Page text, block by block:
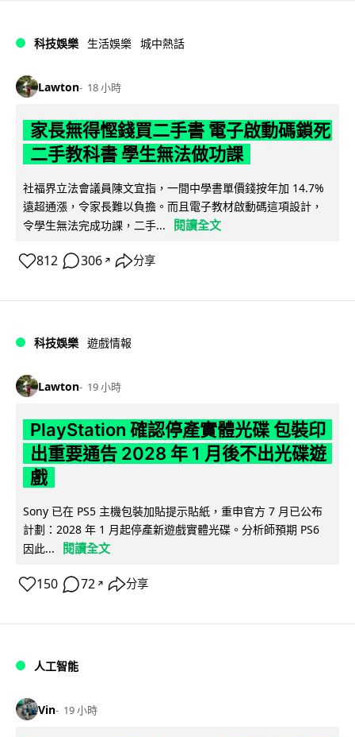
科技娛樂 生活娛樂 城中熱話
Lawton 18 小時
家長無得慳錢買二手書 電子啟動碼鎖死
二手教科書 學生無法做功課
社福界立法會議員陳文宜指，一間中學書單價錢按年加 14.7%
遠超通漲，令家長難以負擔。而且電子教材啟動碼這項設計，
令學生無法完成功課，二手...
閱讀全文
812 306 ↗ 分享
科技娛樂 遊戲情報
Lawton 19 小時
PlayStation 確認停產實體光碟 包裝印
出重要通告 2028 年 1 月後不出光碟遊
戲
Sony 已在 PS5 主機包裝加貼提示貼紙，重申官方 7 月已公布
計劃：2028 年 1 月起停產新遊戲實體光碟。分析師預期 PS6
因此...
閱讀全文
150 72 ↗ 分享
人工智能
Vin 19 小時